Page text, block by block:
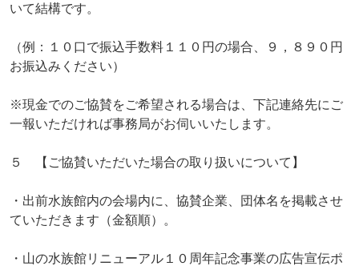
いて結構です。
（例：１０口で振込手数料１１０円の場合、９，８９０円
お振込みください）
※現金でのご協賛をご希望される場合は、下記連絡先にご
一報いただければ事務局がお伺いいたします。
５ 【ご協賛いただいた場合の取り扱いについて】
・出前水族館内の会場内に、協賛企業、団体名を掲載させ
ていただきます（金額順）。
・山の水族館リニューアル１０周年記念事業の広告宣伝ポ